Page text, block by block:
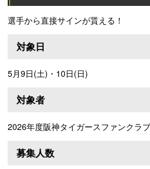
選手から直接サインが貰える！
対象日
5月9日(土)・10日(日)
対象者
2026年度阪神タイガースファンクラ
募集人数